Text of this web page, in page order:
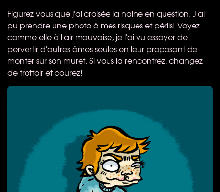
Figurez vous que j'ai croisée la naine en question. J'ai
pu prendre une photo à mes risques et périls! Voyez
comme elle à l'air mauvaise, je l'ai vu essayer de
pervertir d'autres âmes seules en leur proposant de
monter sur son muret. Si vous la rencontrez, changez
de trottoir et courez!